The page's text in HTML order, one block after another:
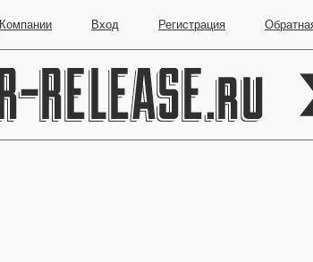
Компании Вход Регистрация